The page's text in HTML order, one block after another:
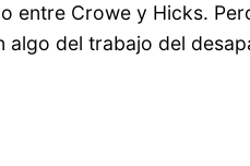
entre Crowe y Hicks.
algo del trabajo del